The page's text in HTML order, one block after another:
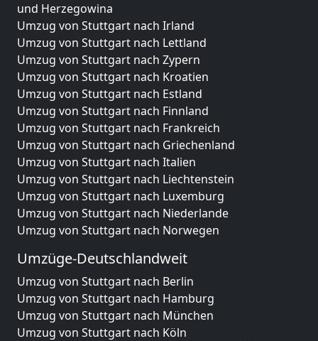
und Herzegowina
Umzug von Stuttgart nach Irland
Umzug von Stuttgart nach Lettland
Umzug von Stuttgart nach Zypern
Umzug von Stuttgart nach Kroatien
Umzug von Stuttgart nach Estland
Umzug von Stuttgart nach Finnland
Umzug von Stuttgart nach Frankreich
Umzug von Stuttgart nach Griechenland
Umzug von Stuttgart nach Italien
Umzug von Stuttgart nach Liechtenstein
Umzug von Stuttgart nach Luxemburg
Umzug von Stuttgart nach Niederlande
Umzug von Stuttgart nach Norwegen
Umzüge-Deutschlandweit
Umzug von Stuttgart nach Berlin
Umzug von Stuttgart nach Hamburg
Umzug von Stuttgart nach München
Umzug von Stuttgart nach Köln